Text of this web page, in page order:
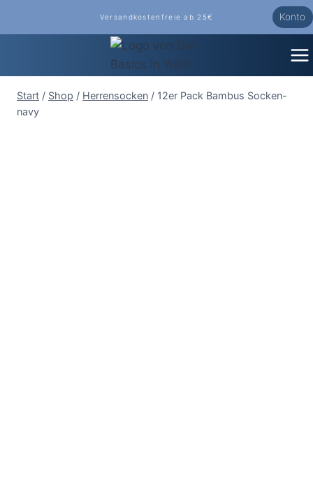
Versandkostenfreie ab 25€ Konto
Start / Shop / Herrensocken / 12er Pack Bambus Socken-
navy